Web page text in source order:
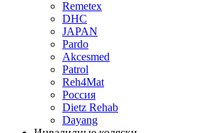
Remetex
DHC
JAPAN
Pardo
Akcesmed
Patrol
Reh4Mat
Россия
Dietz Rehab
Dayang